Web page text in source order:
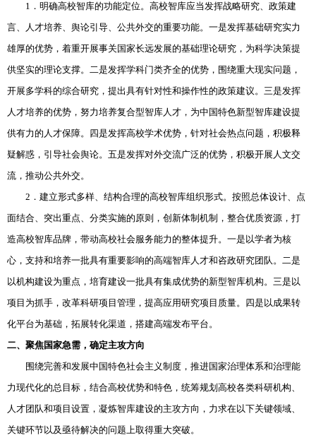
1．明确高校智库的功能定位。高校智库应当发挥战略研究、政策建
言、人才培养、舆论引导、公共外交的重要功能。一是发挥基础研究实力
雄厚的优势，着重开展事关国家长远发展的基础理论研究，为科学决策提
供坚实的理论支撑。二是发挥学科门类齐全的优势，围绕重大现实问题，
开展多学科的综合研究，提出具有针对性和操作性的政策建议。三是发挥
人才培养的优势，努力培养复合型智库人才，为中国特色新型智库建设提
供有力的人才保障。四是发挥高校学术优势，针对社会热点问题，积极释
疑解惑，引导社会舆论。五是发挥对外交流广泛的优势，积极开展人文交
流，推动公共外交。
2．建立形式多样、结构合理的高校智库组织形式。按照总体设计、点
面结合、突出重点、分类实施的原则，创新体制机制，整合优质资源，打
造高校智库品牌，带动高校社会服务能力的整体提升。一是以学者为核
心，支持和培养一批具有重要影响的高端智库人才和咨政研究团队。二是
以机构建设为重点，培育建设一批具有集成优势的新型智库机构。三是以
项目为抓手，改革科研项目管理，提高应用研究项目质量。四是以成果转
化平台为基础，拓展转化渠道，搭建高端发布平台。
二、聚焦国家急需，确定主攻方向
围绕完善和发展中国特色社会主义制度，推进国家治理体系和治理能
力现代化的总目标，结合高校优势和特色，统筹规划高校各类科研机构、
人才团队和项目设置，凝炼智库建设的主攻方向，力求在以下关键领域、
关键环节以及亟待解决的问题上取得重大突破。